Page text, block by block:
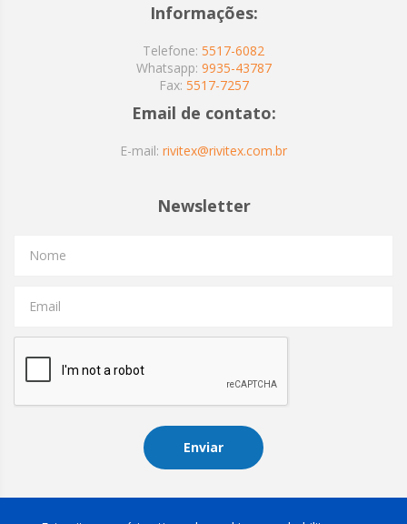
Informações:
Telefone: 5517-6082
Whatsapp: 9935-43787
Fax: 5517-7257
Email de contato:
E-mail: rivitex@rivitex.com.br
Newsletter
Nome
Email
Enviar